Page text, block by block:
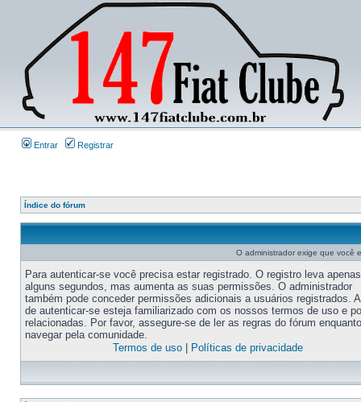
Entrar Registrar
Índice do fórum
O administrador exige que você
Para autenticar-se você precisa estar registrado. O registro leva apenas
alguns segundos, mas aumenta as suas permissões. O administrador
também pode conceder permissões adicionais a usuários registrados.
de autenticar-se esteja familiarizado com os nossos termos de uso e
relacionadas. Por favor, assegure-se de ler as regras do fórum enquanto
navegar pela comunidade.
Termos de uso| Políticas de privacidade